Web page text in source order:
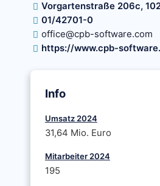
Vorgartenstraße 206c,
01/42701-0
office@cpb-software.com
https://www.cpb-
Info
Umsatz 2024
31,64 Mio. Euro
Mitarbeiter 2024
195